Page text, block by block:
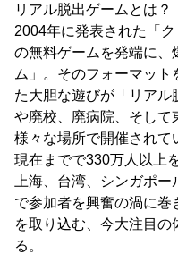
リアル脱出ゲームとは？
2004年に発表された「
の無料ゲームを発端に、
ム」。そのフォーマット
た大胆な遊びが「リアル
や廃校、廃病院、そして
様々な場所で開催されて
現在までで330万人以上
上海、台湾、シンガポ
で参加者を興奮の渦に
を取り込む、今大注目
る。